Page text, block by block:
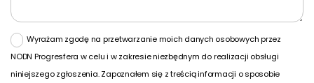
Wyrażam zgodę na przetwarzanie moich danych osobowych przez
NODN Progresfera w celu i w zakresie niezbędnym do realizacji obsługi
niniejszego zgłoszenia. Zapoznałem się z treścią informacji o sposobie